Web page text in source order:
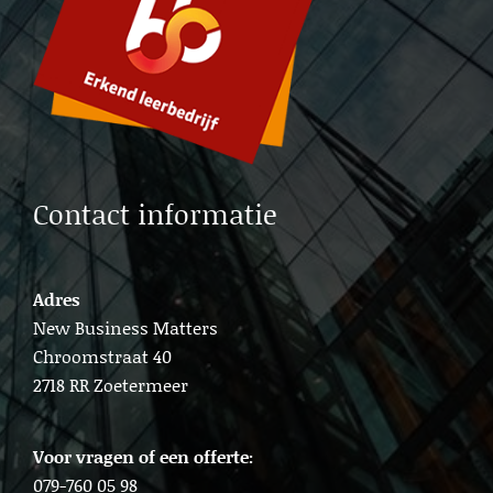
Lead generation b2b Delft
Lead b2b generation Amsterdam
Contact informatie
Adres
New Business Matters
Chroomstraat 40
2718 RR Zoetermeer
Voor vragen of een offerte:
079-760 05 98